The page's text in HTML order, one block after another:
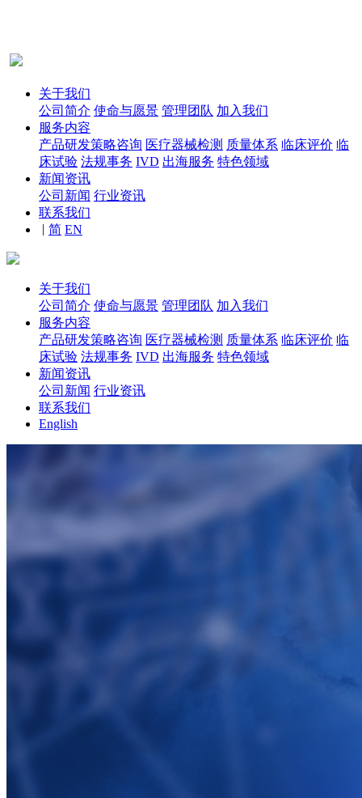
关于我们
公司简介 使命与愿景 管理团队 加入我们
服务内容
产品研发策略咨询 医疗器械检测 质量体系 临床评价 临
床试验 法规事务 IVD 出海服务 特色领域
新闻资讯
公司新闻 行业资讯
联系我们
简
| EN
关于我们
公司简介 使命与愿景 管理团队 加入我们
服务内容
产品研发策略咨询 医疗器械检测 质量体系 临床评价 临
床试验 法规事务 IVD 出海服务 特色领域
新闻资讯
公司新闻 行业资讯
联系我们
English